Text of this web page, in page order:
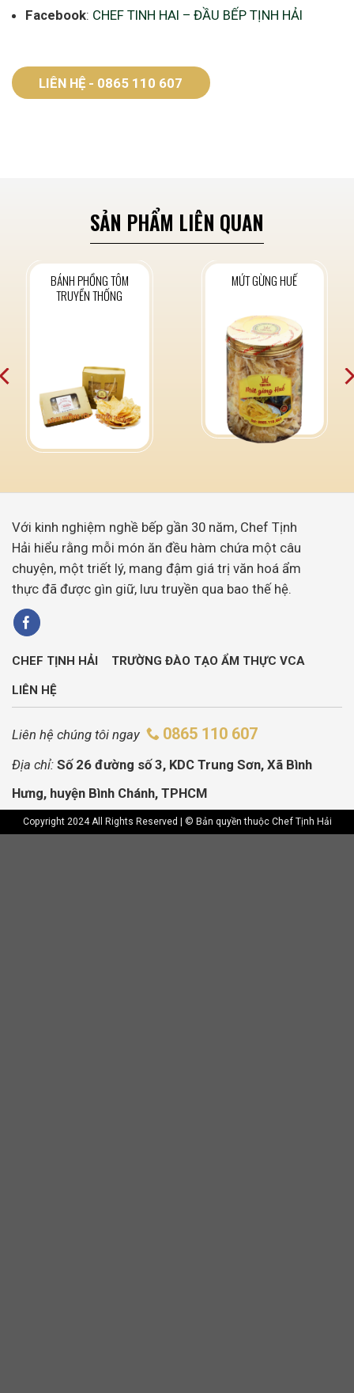
Facebook: CHEF TINH HAI – ĐẦU BẾP TỊNH HẢI
LIÊN HỆ - 0865 110 607
SẢN PHẨM LIÊN QUAN
BÁNH PHỒNG TÔM
TRUYỀN THỐNG
MỨT GỪNG HUẾ
Với kinh nghiệm nghề bếp gần 30 năm, Chef Tịnh
Hải hiểu rằng mỗi món ăn đều hàm chứa một câu
chuyện, một triết lý, mang đậm giá trị văn hoá ẩm
thực đã được gìn giữ, lưu truyền qua bao thế hệ.
CHEF TỊNH HẢI TRƯỜNG ĐÀO TẠO ẨM THỰC VCA
LIÊN HỆ
Liên hệ chúng tôi ngay 0865 110 607
Địa chỉ: Số 26 đường số 3, KDC Trung Sơn, Xã Bình
Hưng, huyện Bình Chánh, TPHCM
Copyright 2024 All Rights Reserved | © Bản quyền thuộc Chef Tịnh Hải